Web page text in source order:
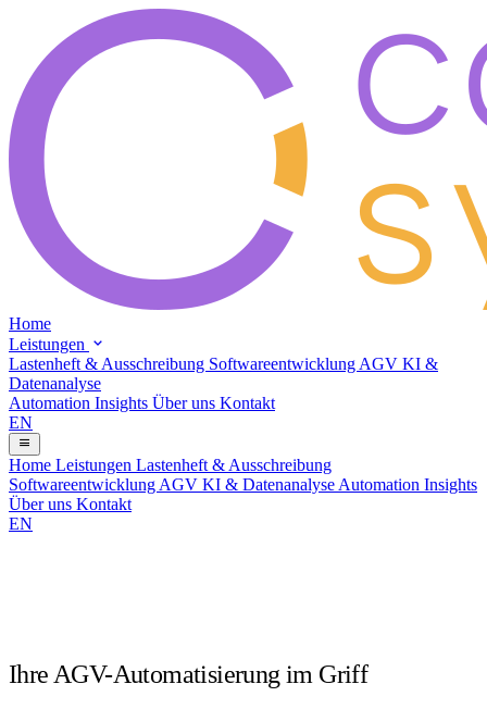
Home
Leistungen
Lastenheft & Ausschreibung Softwareentwicklung AGV KI &
Datenanalyse
Automation Insights Über uns Kontakt
EN
Home Leistungen Lastenheft & Ausschreibung
Softwareentwicklung AGV KI & Datenanalyse Automation Insights
Über uns Kontakt
EN
Ihre AGV-Automatisierung im Griff